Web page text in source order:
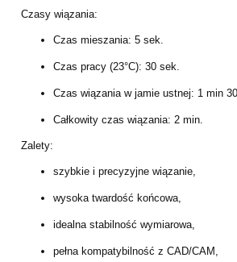
Czasy wiązania:
Czas mieszania: 5 sek.
Czas pracy (23°C): 30 sek.
Czas wiązania w jamie ustnej: 1 min
Całkowity czas wiązania: 2 min.
Zalety:
szybkie i precyzyjne wiązanie,
wysoka twardość końcowa,
idealna stabilność wymiarowa,
pełna kompatybilność z CAD/CAM,